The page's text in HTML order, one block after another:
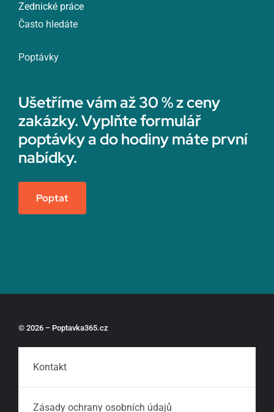
Zednické práce
Často hledáte
Poptávky
Ušetříme vám až 30 % z ceny
zakázky. Vyplňte formulář
poptávky a do hodiny máte první
nabídky.
Poptat
© 2026 – Poptavka365.cz
Kontakt
Zásady ochrany osobních údajů